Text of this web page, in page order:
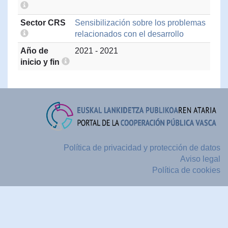
Sector CRS
Sensibilización sobre los problemas
relacionados con el desarrollo
Año de
inicio y fin
2021 - 2021
Política de privacidad y protección de datos
Aviso legal
Política de cookies